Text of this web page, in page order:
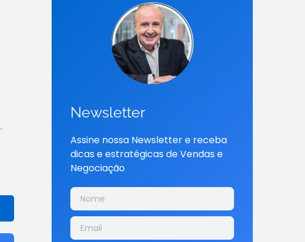
Newsletter
Assine nossa Newsletter e receba
dicas e estratégicas de Vendas e
Negociação